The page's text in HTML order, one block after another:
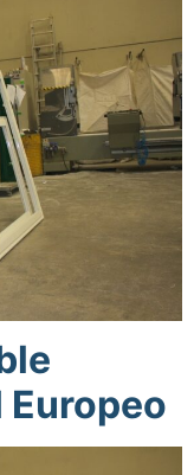
Europeo